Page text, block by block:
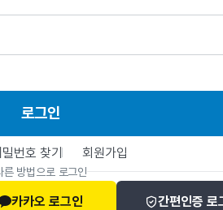
로그인
번호 찾기 회원가입
른 방법으로 로그인
카카오 로그인 간편인증 로